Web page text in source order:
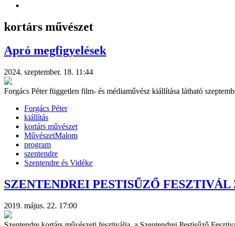
kortárs művészet
Apró megfigyelések
2024. szeptember. 18. 11:44
Forgács Péter független film- és médiaművész kiállítása látható
Forgács Péter
kiállítás
kortárs művészet
MűvészetMalom
program
szentendre
Szentendre és Vidéke
SZENTENDREI PESTISŰZŐ FESZTIVÁL
2019. május. 22. 17:00